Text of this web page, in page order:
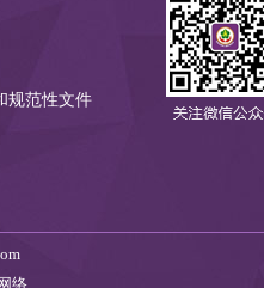
规范性文件
络